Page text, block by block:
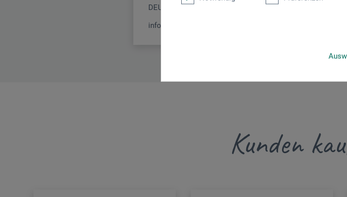
DEUTSCHLAND
info@honsellart.de
Kunden